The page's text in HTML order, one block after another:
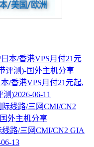
/香港VPS月付21元起,
测)2026-06-11
路/三网CMI/CN2 GIA
13